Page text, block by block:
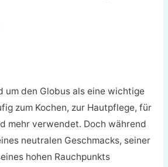
um den Globus als eine wichtige
zum Kochen, zur Hautpflege, für
mehr verwendet. Doch während
neutralen Geschmacks, seiner
hohen Rauchpunkts